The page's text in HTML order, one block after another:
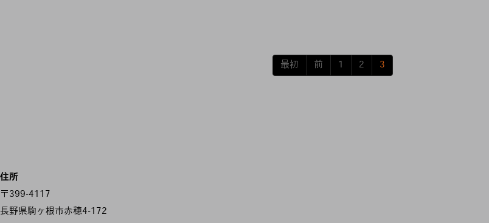
最初 前 1 2 3
住所
〒399-4117
長野県駒ヶ根市赤穂4-172